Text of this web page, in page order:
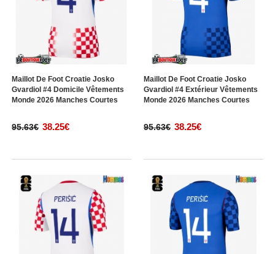
Maillot De Foot Croatie Josko
Gvardiol #4 Domicile Vêtements
Monde 2026 Manches Courtes
95.63€ 38.25€
Maillot De Foot Croatie Josko
Gvardiol #4 Extérieur Vêtements
Monde 2026 Manches Courtes
95.63€ 38.25€